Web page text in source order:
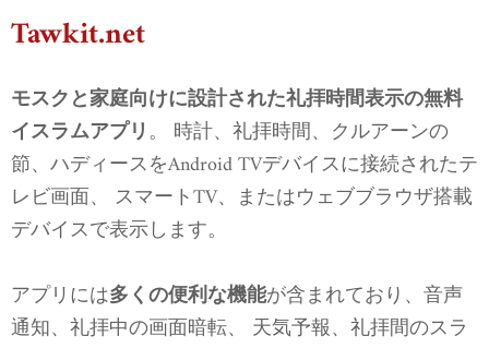
Tawkit.net
モスクと家庭向けに設計された礼拝時間表示の無料
イスラムアプリ。 時計、礼拝時間、クルアーンの
節、ハディースをAndroid TVデバイスに接続されたテ
レビ画面、 スマートTV、またはウェブブラウザ搭載
デバイスで表示します。
アプリには多くの便利な機能が含まれており、音声
通知、礼拝中の画面暗転、 天気予報、礼拝間のスラ